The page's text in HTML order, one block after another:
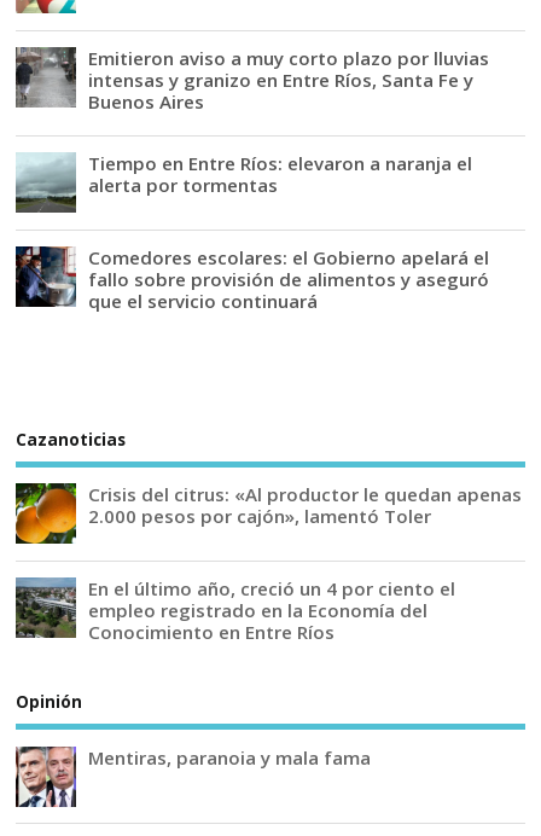
Emitieron aviso a muy corto plazo por lluvias
intensas y granizo en Entre Ríos, Santa Fe y
Buenos Aires
Tiempo en Entre Ríos: elevaron a naranja el
alerta por tormentas
Comedores escolares: el Gobierno apelará el
fallo sobre provisión de alimentos y aseguró
que el servicio continuará
Cazanoticias
Crisis del citrus: «Al productor le quedan apenas
2.000 pesos por cajón», lamentó Toler
En el último año, creció un 4 por ciento el
empleo registrado en la Economía del
Conocimiento en Entre Ríos
Opinión
Mentiras, paranoia y mala fama